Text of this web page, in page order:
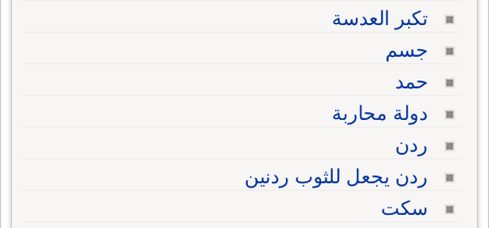
تكبر العدسة
جسم
حمد
دولة محاربة
ردن
ردن يجعل للثوب ردنين
سكت